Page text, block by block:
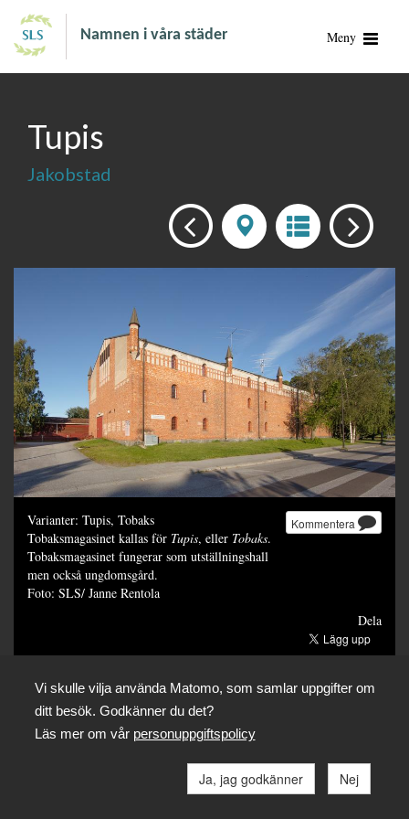
Namnen i våra städer Meny
Tupis
Jakobstad
Kommentera
Varianter: Tupis, Tobaks
Tobaksmagasinet kallas för Tupis, eller Tobaks.
Tobaksmagasinet fungerar som utställningshall
men också ungdomsgård.
Foto: SLS/ Janne Rentola
Dela
Vi skulle vilja använda Matomo, som samlar uppgifter om
ditt besök. Godkänner du det?
Läs mer om vår personuppgiftspolicy
Ja, jag godkänner Nej